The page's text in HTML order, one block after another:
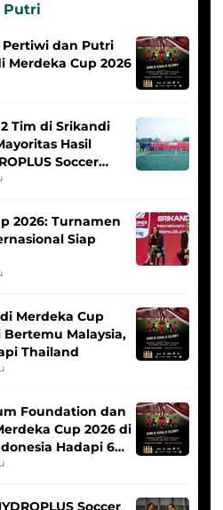
Putri
Pertiwi dan Putri
Merdeka Cup 2026
Tim di Srikandi
Hasil
Soccer
2026: Turnamen
Siap
Merdeka Cup
Malaysia,
Thailand
Foundation dan
Cup 2026 di
Hadapi 6
Soccer